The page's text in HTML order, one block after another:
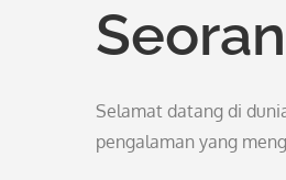
Selamat datang di
pengalaman yang